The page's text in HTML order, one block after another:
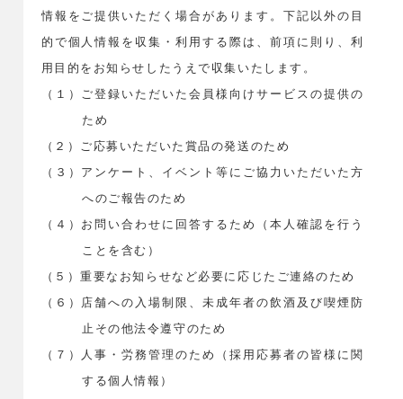
情報をご提供いただく場合があります。下記以外の目
的で個人情報を収集・利用する際は、前項に則り、利
用目的をお知らせしたうえで収集いたします。
（１）ご登録いただいた会員様向けサービスの提供の
ため
（２）ご応募いただいた賞品の発送のため
（３）アンケート、イベント等にご協力いただいた方
へのご報告のため
（４）お問い合わせに回答するため（本人確認を行う
ことを含む）
（５）重要なお知らせなど必要に応じたご連絡のため
（６）店舗への入場制限、未成年者の飲酒及び喫煙防
止その他法令遵守のため
（７）人事・労務管理のため（採用応募者の皆様に関
する個人情報）